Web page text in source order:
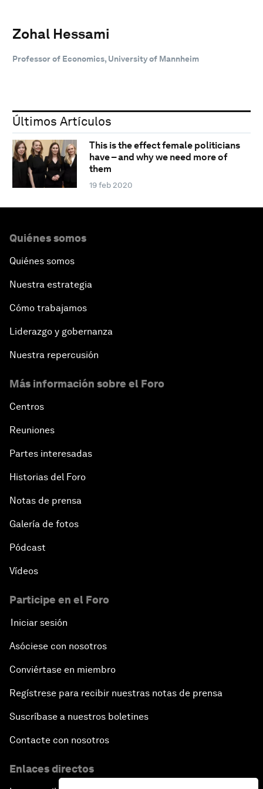
Zohal Hessami
Professor of Economics, University of Mannheim
Últimos Artículos
This is the effect female politicians
have – and why we need more of
them
19 feb 2020
Quiénes somos
Quiénes somos
Nuestra estrategia
Cómo trabajamos
Liderazgo y gobernanza
Nuestra repercusión
Más información sobre el Foro
Centros
Reuniones
Partes interesadas
Historias del Foro
Notas de prensa
Galería de fotos
Pódcast
Vídeos
Participe en el Foro
Iniciar sesión
Asóciese con nosotros
Conviértase en miembro
Regístrese para recibir nuestras notas de prensa
Suscríbase a nuestros boletines
Contacte con nosotros
Enlaces directos